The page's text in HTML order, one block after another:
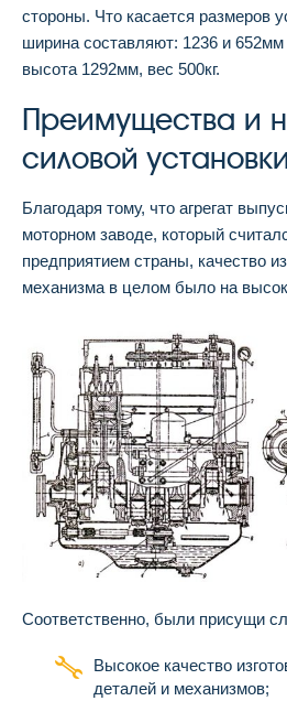
стороны. Что касается размеров
ширина составляют: 1236 и 652мм
высота 1292мм, вес 500кг.
Преимущества и
силовой установки
Благодаря тому, что агрегат
моторном заводе, который
предприятием страны, качество
механизма в целом было на
Соответственно, были присущи
Высокое качество
деталей и механизмов;